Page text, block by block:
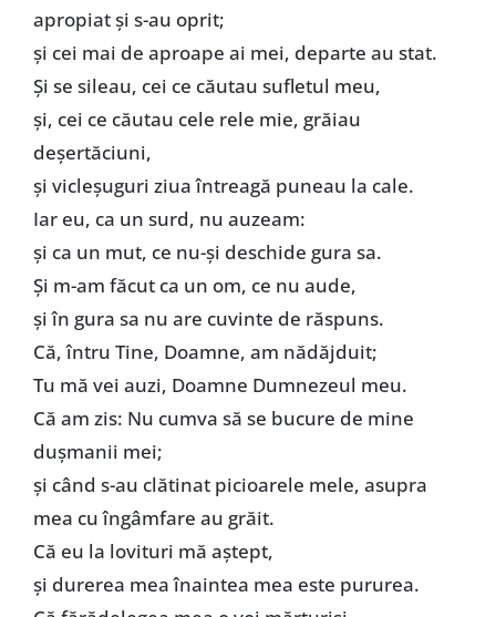
apropiat și s-au oprit;
și cei mai de aproape ai mei, departe au stat.
Și se sileau, cei ce căutau sufletul meu,
și, cei ce căutau cele rele mie, grăiau
deșertăciuni,
și vicleșuguri ziua întreagă puneau la cale.
Iar eu, ca un surd, nu auzeam:
și ca un mut, ce nu-și deschide gura sa.
Și m-am făcut ca un om, ce nu aude,
și în gura sa nu are cuvinte de răspuns.
Că, întru Tine, Doamne, am nădăjduit;
Tu mă vei auzi, Doamne Dumnezeul meu.
Că am zis: Nu cumva să se bucure de mine
dușmanii mei;
și când s-au clătinat picioarele mele, asupra
mea cu îngâmfare au grăit.
Că eu la lovituri mă aștept,
și durerea mea înaintea mea este pururea.